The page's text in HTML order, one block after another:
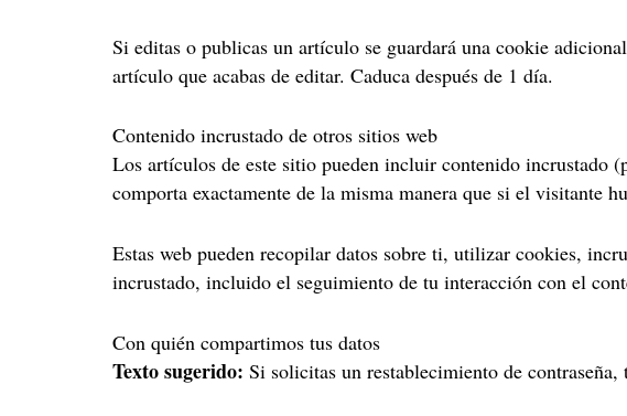
Si editas o publicas un artículo se guardará una cookie
artículo que acabas de editar. Caduca después de 1 día.
Contenido incrustado de otros sitios web
Los artículos de este sitio pueden incluir contenido incrustado
comporta exactamente de la misma manera que si el visitante
Estas web pueden recopilar datos sobre ti, utilizar cookies,
incrustado, incluido el seguimiento de tu interacción con el
Con quién compartimos tus datos
Texto sugerido: Si solicitas un restablecimiento de